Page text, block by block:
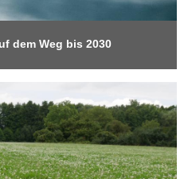
dem Weg bis 2030